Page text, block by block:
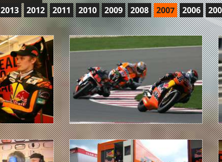
2013 2012 2011 2010 2009 2008 2007 2006